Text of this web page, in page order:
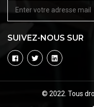
SUIVEZ-NOUS SUR
© 2022. Tous